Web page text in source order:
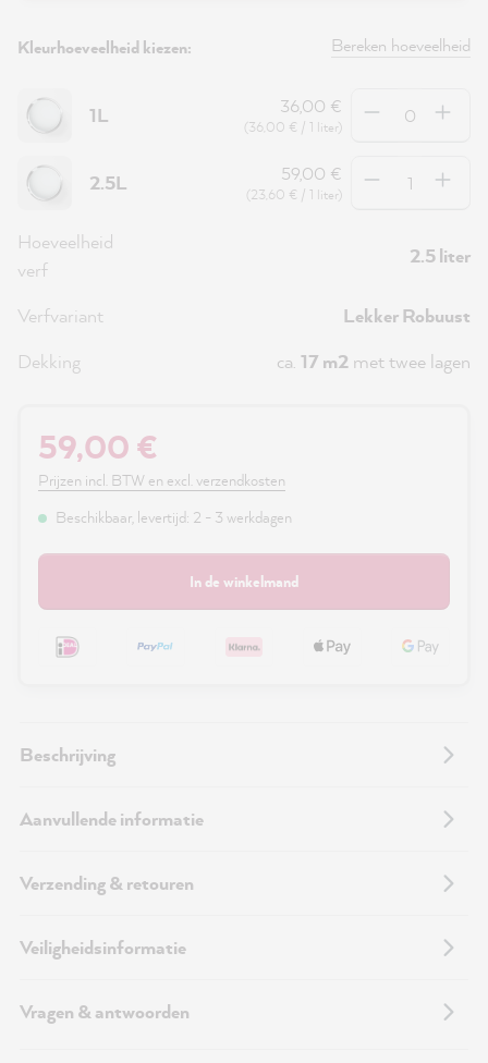
Kleurhoeveelheid kiezen: Bereken hoeveelheid
1L 36,00 €
(36,00 € / 1 liter)
Hoeveelheid
2.5L 59,00 €
(23,60 € / 1 liter)
Hoeveelheid
Hoeveelheid
verf
2.5 liter
Verfvariant
Lekker Robuust
Dekking
ca. 17 m2 met twee lagen
59,00 €
Prijzen incl. BTW en excl. verzendkosten
Beschikbaar, levertijd: 2 - 3 werkdagen
In de winkelmand
Beschrijving
Aanvullende informatie
Verzending & retouren
Veiligheidsinformatie
Vragen & antwoorden